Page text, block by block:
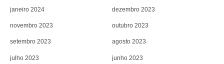
janeiro 2024 dezembro 2023
novembro 2023 outubro 2023
setembro 2023 agosto 2023
julho 2023 junho 2023